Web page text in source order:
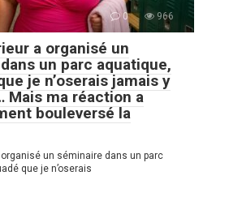
0 966
a organisé un
un parc aquatique,
je n’oserais jamais y
Mais ma réaction a
bouleversé la
un séminaire dans un parc
que je n’oserais